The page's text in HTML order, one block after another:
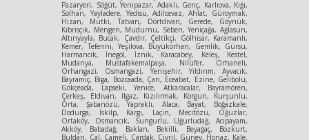
Pazaryeri, Söğüt, Yenipazar, Adaklı, Genç, Karlıova, Kığı,
Solhan, Yayladere, Yedisu, Adilcevaz, Ahlat, Güroymak,
Hizan, Mutki, Tatvan, Dörtdivan, Gerede, Göynük,
Kıbrısçık, Mengen, Mudurnu, Seben, Yeniçağa, Ağlasun,
Altınyayla, Bucak, Çavdır, Çeltikçi, Gölhisar, Karamanlı,
Kemer, Tefenni, Yeşilova, Büyükorhan, Gemlik, Gürsu,
Harmancık, İnegöl, İznik, Karacabey, Keleş, Kestel,
Mudanya, Mustafakemalpaşa, Nilüfer, Orhaneli,
Orhangazi, Osmangazi, Yenişehir, Yıldırım, Ayvacık,
Bayramiç, Biga, Bozcaada, Çan, Eceabat, Ezine, Gelibolu,
Gökçeada, Lapseki, Yenice, Atkaracalar, Bayramören,
Çerkeş, Eldivan, Ilgaz, Kızılırmak, Korgun, Kurşunlu,
Orta, Şabanözü, Yapraklı, Alaca, Bayat, Boğazkale,
Dodurga, İskilp, Kargı, Laçin, Mecitözü, Oğuzlar,
Ortaköy, Osmancık, Sungurlu, Uğurludağ, Acıpayam,
Akköy, Babadağ, Baklan, Bekilli, Beyağaç, Bozkurt,
Buldan, Çal, Çameli, Çardak, Çivril, Güney, Honaz, Kale,